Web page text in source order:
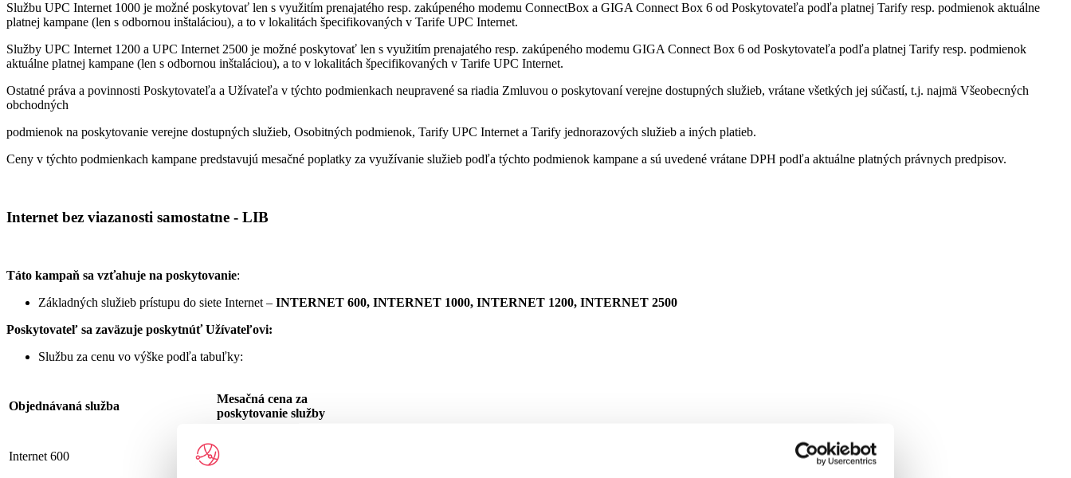
Službu UPC Internet 1000 je možné poskytovať len s využitím prenajatého resp. zakúpeného modemu ConnectBox a GIGA Connect Box 6 od Poskytovateľa podľa platnej Tarify resp. podmienok aktuálne
platnej kampane (len s odbornou inštaláciou), a to v lokalitách špecifikovaných v Tarife UPC Internet.
Služby UPC Internet 1200 a UPC Internet 2500 je možné poskytovať len s využitím prenajatého resp. zakúpeného modemu GIGA Connect Box 6 od Poskytovateľa podľa platnej Tarify resp. podmienok
aktuálne platnej kampane (len s odbornou inštaláciou), a to v lokalitách špecifikovaných v Tarife UPC Internet.
Ostatné práva a povinnosti Poskytovateľa a Užívateľa v týchto podmienkach neupravené sa riadia Zmluvou o poskytovaní verejne dostupných služieb, vrátane všetkých jej súčastí, t.j. najmä Všeobecných
obchodných
podmienok na poskytovanie verejne dostupných služieb, Osobitných podmienok, Tarify UPC Internet a Tarify jednorazových služieb a iných platieb.
Ceny v týchto podmienkach kampane predstavujú mesačné poplatky za využívanie služieb podľa týchto podmienok kampane a sú uvedené vrátane DPH podľa aktuálne platných právnych predpisov.
Internet bez viazanosti samostatne - LIB
Táto kampaň sa vzťahuje na poskytovanie:
Základných služieb prístupu do siete Internet – INTERNET 600, INTERNET 1000, INTERNET 1200, INTERNET 2500
Poskytovateľ sa zaväzuje poskytnúť Užívateľovi:
Službu za cenu vo výške podľa tabuľky:
Objednávaná služba
Mesačná cena za
poskytovanie služby
Internet 600 19,90 €